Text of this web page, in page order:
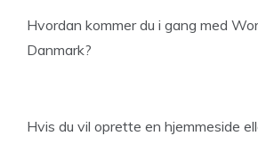
Hvordan kommer du i gang med
Danmark?
Hvis du vil oprette en hjemmeside